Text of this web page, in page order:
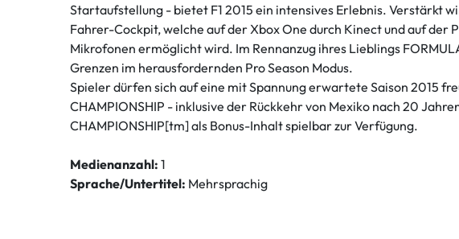
Startaufstellung - bietet F1 2015 ein intensives Erlebnis. Verstärkt
Fahrer-Cockpit, welche auf der Xbox One durch Kinect und auf
Mikrofonen ermöglicht wird. Im Rennanzug ihres Lieblings
Grenzen im herausfordernden Pro Season Modus.
Spieler dürfen sich auf eine mit Spannung erwartete Saison 2015
CHAMPIONSHIP - inklusive der Rückkehr von Mexiko nach 20
CHAMPIONSHIP[tm] als Bonus-Inhalt spielbar zur Verfügung.
Medienanzahl: 1
Sprache/Untertitel: Mehrsprachig